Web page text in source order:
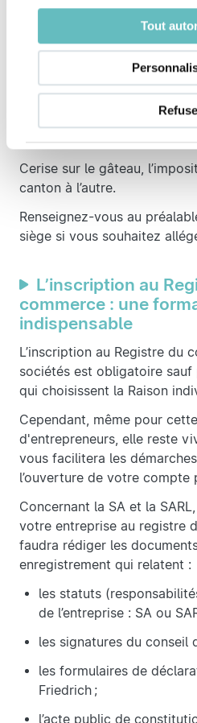
Tout
travers tout le territoire.
Ce qui veut dire que selon
vous avez tout intérêt à
votre entreprise dans un
déjà un écosystème
Effectivement, en Suisse,
où installer votre siège
Cerise sur le gâteau,
canton à l’autre.
Renseignez-vous au
siège si vous souhaitez
L’inscription au
commerce : une
indispensable
L’inscription au Registre du
sociétés est obligatoire sauf
qui choisissent la Raison
Cependant, même pour
d'entrepreneurs, elle reste
vous facilitera les
l’ouverture de votre compte
Concernant la SA et la
votre entreprise au registre
faudra rédiger les
enregistrement qui relatent :
les statuts
de l’entreprise : SA ou
les signatures du conseil
les formulaires de
Friedrich ;
l’acte public de